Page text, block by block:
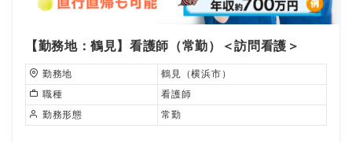
【勤務地：鶴見】看護師（常勤）＜訪問看護＞
勤務地
鶴見（横浜市）
職種
看護師
勤務形態
常勤